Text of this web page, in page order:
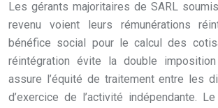
Les gérants majoritaires de SARL
revenu voient leurs rémunérations
bénéfice social pour le calcul des
réintégration évite la double
assure l’équité de traitement entre les
d’exercice de l’activité indépendante.